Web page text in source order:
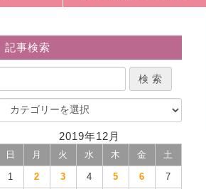
記事検索
2019年12月
日 月 火 水 木 金 土
1 2 3 4 5 6 7